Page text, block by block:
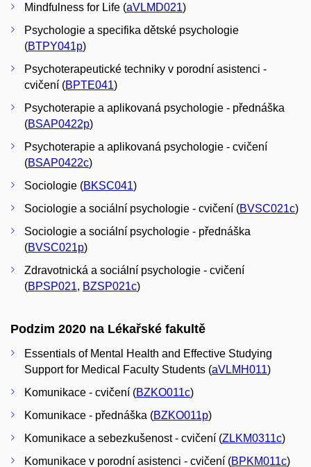
Mindfulness for Life (aVLMD021)
Psychologie a specifika dětské psychologie
(BTPY041p)
Psychoterapeutické techniky v porodní asistenci -
cvičení (BPTE041)
Psychoterapie a aplikovaná psychologie - přednáška
(BSAP0422p)
Psychoterapie a aplikovaná psychologie - cvičení
(BSAP0422c)
Sociologie (BKSC041)
Sociologie a sociální psychologie - cvičení (BVSC021c)
Sociologie a sociální psychologie - přednáška
(BVSC021p)
Zdravotnická a sociální psychologie - cvičení
(BPSP021, BZSP021c)
Podzim 2020 na Lékařské fakultě
Essentials of Mental Health and Effective Studying
Support for Medical Faculty Students (aVLMH011)
Komunikace - cvičení (BZKO011c)
Komunikace - přednáška (BZKO011p)
Komunikace a sebezkušenost - cvičení (ZLKM0311c)
Komunikace v porodní asistenci - cvičení (BPKM011c)